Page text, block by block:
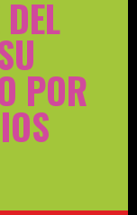
POR